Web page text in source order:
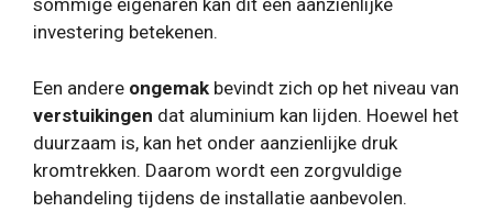
sommige eigenaren kan dit een aanzienlijke
investering betekenen.
Een andere ongemak bevindt zich op het niveau van
verstuikingen dat aluminium kan lijden. Hoewel het
duurzaam is, kan het onder aanzienlijke druk
kromtrekken. Daarom wordt een zorgvuldige
behandeling tijdens de installatie aanbevolen.